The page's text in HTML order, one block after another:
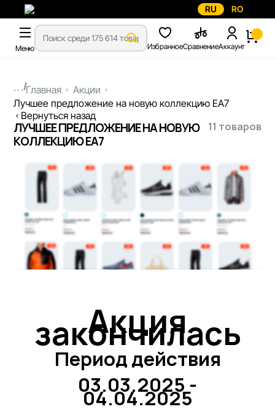
RU RO
Меню ИзбранноеСравнениеАккаунт
...Главная
Акции
Лучшее предложение на новую коллекцию EA7
Вернуться назад
ЛУЧШЕЕ ПРЕДЛОЖЕНИЕ НА НОВУЮ
КОЛЛЕКЦИЮ EA7
11 товаров
Акция
закончилась
Период действия
03.03.2025 -
04.04.2025